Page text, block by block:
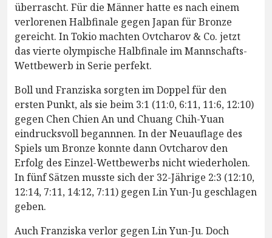
überrascht. Für die Männer hatte es nach einem
verlorenen Halbfinale gegen Japan für Bronze
gereicht. In Tokio machten Ovtcharov & Co. jetzt
das vierte olympische Halbfinale im Mannschafts-
Wettbewerb in Serie perfekt.
Boll und Franziska sorgten im Doppel für den
ersten Punkt, als sie beim 3:1 (11:0, 6:11, 11:6, 12:10)
gegen Chen Chien An und Chuang Chih-Yuan
eindrucksvoll begannnen. In der Neuauflage des
Spiels um Bronze konnte dann Ovtcharov den
Erfolg des Einzel-Wettbewerbs nicht wiederholen.
In fünf Sätzen musste sich der 32-Jährige 2:3 (12:10,
12:14, 7:11, 14:12, 7:11) gegen Lin Yun-Ju geschlagen
geben.
Auch Franziska verlor gegen Lin Yun-Ju. Doch